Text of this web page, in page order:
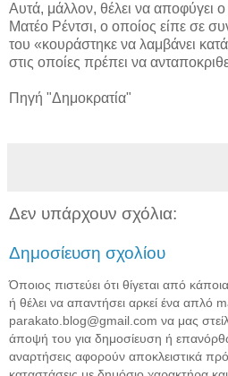
Αυτά, μάλλον, θέλει να αποφύγει
Ματέο Ρέντσι, ο οποίος είπε σε
του «κουράστηκε να λαμβάνει
στις οποίες πρέπει να
Πηγή "Δημοκρατία"
Δεν υπάρχουν σχόλια:
Δημοσίευση σχολίου
Όποιος πιστεύει ότι θίγεται από
ή θέλει να απαντήσει αρκεί ένα απλό
parakato.blog@gmail.com να μας
άποψή του για δημοσίευση ή
αναρτήσεις αφορούν αποκλειστικά